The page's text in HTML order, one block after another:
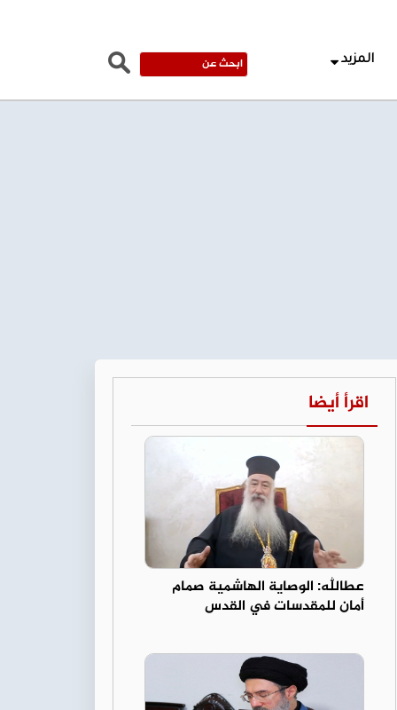
المزيد
اقرأ أيضا
عطالله: الوصاية الهاشمية صمام
أمان للمقدسات في القدس